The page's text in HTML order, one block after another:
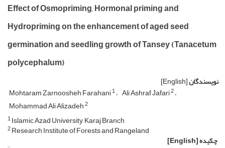
Effect of Osmopriming, Hormonal priming and
Hydropriming on the enhancement of aged seed
germination and seedling growth of Tansey (Tanacetum
polycephalum)
نویسندگان[English]
Mohtaram Zarnoosheh Farahani1 Ali Ashraf Jafari2
Mohammad Ali Alizadeh2
1Islamic Azad University, Karaj Branch
2Research Institute of Forests and Rangeland
چکیده[English]